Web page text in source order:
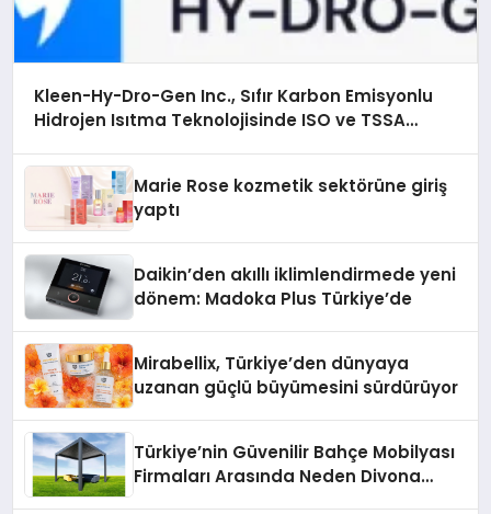
Kleen-Hy-Dro-Gen Inc., Sıfır Karbon Emisyonlu
Hidrojen Isıtma Teknolojisinde ISO ve TSSA
Marie Rose kozmetik sektörüne giriş
yaptı
Daikin’den akıllı iklimlendirmede yeni
dönem: Madoka Plus Türkiye’de
Mirabellix, Türkiye’den dünyaya
uzanan güçlü büyümesini sürdürüyor
Türkiye’nin Güvenilir Bahçe Mobilyası
Firmaları Arasında Neden Divona